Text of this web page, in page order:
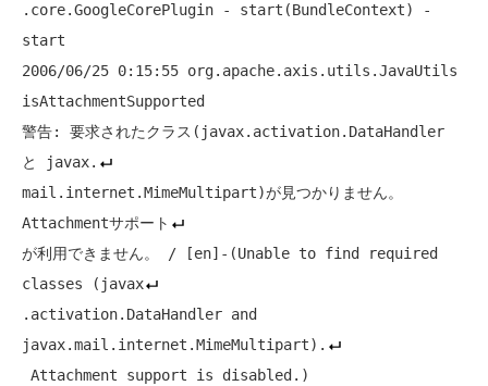
.core.GoogleCorePlugin - start(BundleContext) -
start
2006/06/25 0:15:55 org.apache.axis.utils.JavaUtils
isAttachmentSupported
警告: 要求されたクラス(javax.activation.DataHandler
と javax.
mail.internet.MimeMultipart)が見つかりません。
Attachmentサポート
が利用できません。 / [en]-(Unable to find required
classes (javax
.activation.DataHandler and
javax.mail.internet.MimeMultipart).